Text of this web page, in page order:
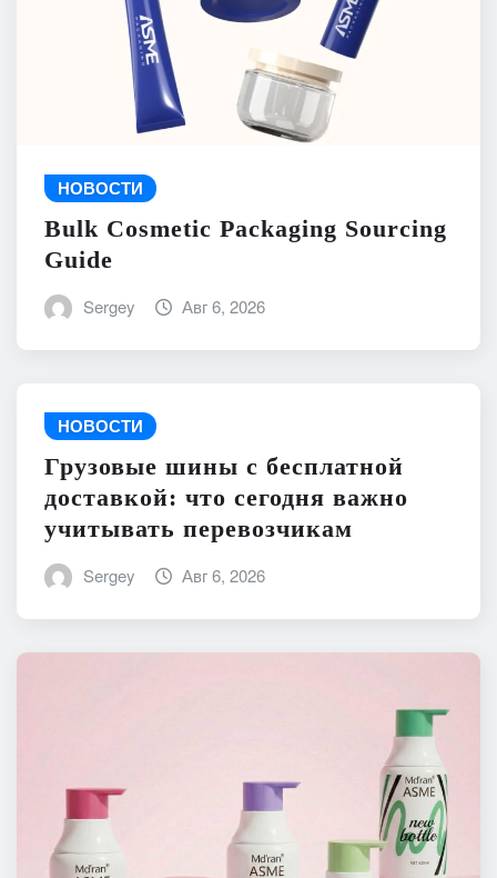
НОВОСТИ
Bulk Cosmetic Packaging Sourcing
Guide
Sergey Авг 6, 2026
НОВОСТИ
Грузовые шины с бесплатной
доставкой: что сегодня важно
учитывать перевозчикам
Sergey Авг 6, 2026